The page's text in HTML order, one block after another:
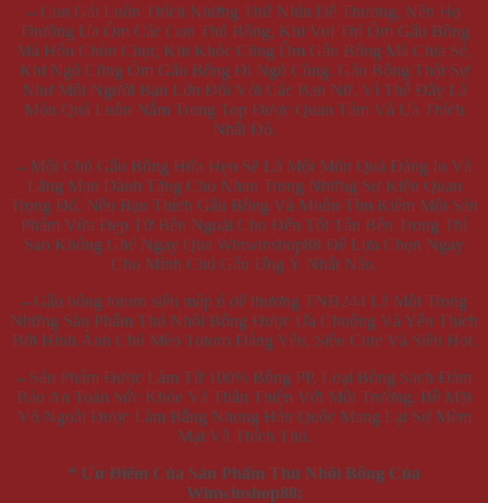
– Con Gái Luôn Thích Những Thứ Nhìn Dễ Thương, Nên Họ
Thường Ưa Ôm Các Con Thú Bông, Khi Vui Thì Ôm Gấu Bông
Mà Hôn Chùn Chụt, Khi Khóc Cũng Ôm Gấu Bông Mà Chia Sẻ,
Khi Ngủ Cũng Ôm Gấu Bông Đi Ngủ Cùng. Gấu Bông Thật Sự
Như Một Người Bạn Lớn Đối Với Các Bạn Nữ. Vì Thế Đây Là
Món Quà Luôn Nằm Trong Top Được Quan Tâm Và Ưa Thích
Nhất Đó.
– Một Chú Gấu Bông Hứa Hẹn Sẽ Là Một Món Quà Đáng Iu Và
Lãng Mạn Dành Tặng Cho Nhau Trong Những Sự Kiện Quan
Trọng Đó, Nếu Bạn Thích Gấu Bông Và Muốn Tìm Kiếm Một Sản
Phẩm Vừa Đẹp Từ Bên Ngoài Cho Đến Tốt Tận Bên Trong Thì
Sao Không Ghé Ngay Qua Winwinshop88 Để Lựa Chọn Ngay
Cho Mình Chú Gấu Ưng Ý Nhất Nào.
– Gấu bông totoro siêu mập ú dễ thương TNB244 Là Một Trong
Những Sản Phẩm Thú Nhồi Bông Được Ưa Chuộng Và Yêu Thích
Bởi Hình Ảnh Chú Mèo Totoro Đáng Yêu, Siêu Cute Và Siêu Hot.
– Sản Phẩm Được Làm Từ 100% Bông PP, Loại Bông Sạch Đảm
Bảo An Toàn Sức Khỏe Và Thân Thiện Với Môi Trường. Bề Mặt
Vỏ Ngoài Được Làm Bằng Nhung Hàn Quốc Mang Lại Sự Mềm
Mại Và Thích Thú.
* Ưu Điểm Của Sản Phẩm Thú Nhồi Bông Của
Winwinshop88: